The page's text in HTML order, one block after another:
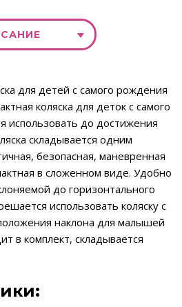
для детей с самого рождения
коляска для деток с самого
использовать до достижения
складывается одним
безопасная, маневренная
в сложенном виде. Удобно
до горизонтального
использовать коляску с
наклона для малышей
в комплект, складывается